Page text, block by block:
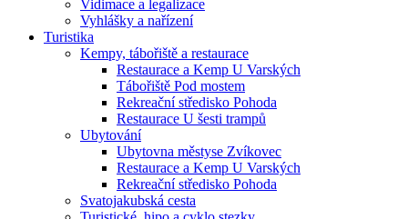
Vidimace a legalizace
Vyhlášky a nařízení
Turistika
Kempy, tábořiště a restaurace
Restaurace a Kemp U Varských
Tábořiště Pod mostem
Rekreační středisko Pohoda
Restaurace U šesti trampů
Ubytování
Ubytovna městyse Zvíkovec
Restaurace a Kemp U Varských
Rekreační středisko Pohoda
Svatojakubská cesta